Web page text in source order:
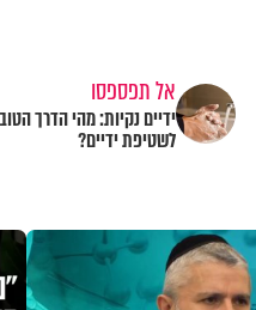
אל תפספסו
ידיים נקיות: מהי הדרך
לשטיפת ידיים?